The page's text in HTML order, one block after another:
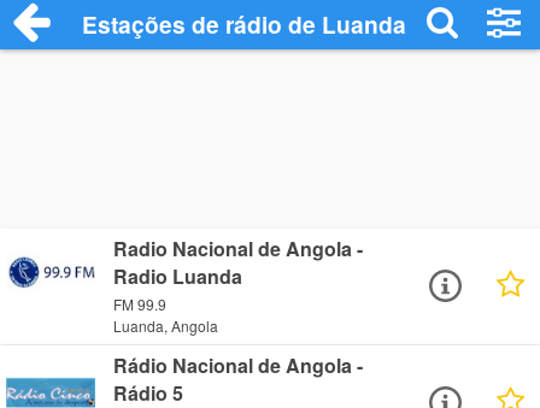
Estações de rádio de Luanda - Ouça
Radio Nacional de Angola -
Radio Luanda
FM 99.9
Luanda, Angola
Rádio Nacional de Angola -
Rádio 5